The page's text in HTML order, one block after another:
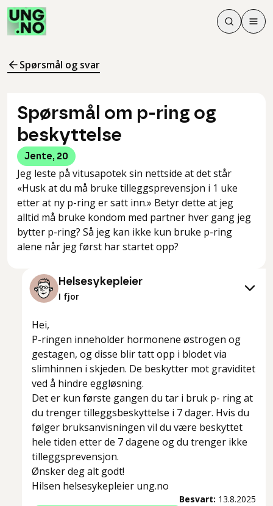
Søk
Søk
Meny
Spørsmål og svar
Spørsmål om p-ring og
beskyttelse
Jente, 20
Jeg leste på vitusapotek sin nettside at det står
«Husk at du må bruke tilleggsprevensjon i 1 uke
etter at ny p-ring er satt inn.» Betyr dette at jeg
alltid må bruke kondom med partner hver gang jeg
bytter p-ring? Så jeg kan ikke kun bruke p-ring
alene når jeg først har startet opp?
Helsesykepleier
I fjor
Hei,
P-ringen inneholder hormonene østrogen og
gestagen, og disse blir tatt opp i blodet via
slimhinnen i skjeden. De beskytter mot graviditet
ved å hindre eggløsning.
Det er kun første gangen du tar i bruk p- ring at
du trenger tilleggsbeskyttelse i 7 dager. Hvis du
følger bruksanvisningen vil du være beskyttet
hele tiden etter de 7 dagene og du trenger ikke
tilleggsprevensjon.
Ønsker deg alt godt!
Hilsen helsesykepleier ung.no
Besvart: 13.8.2025